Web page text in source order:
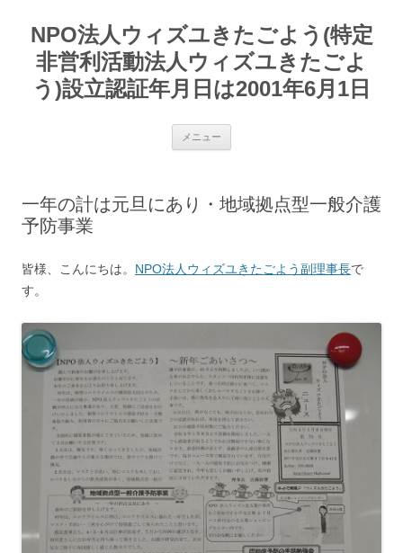
テ
ンNPO法人ウィズユきたごよう(特定
非営利活動法人ウィズユきたごよ
う)設立認証年月日は2001年6月1日
メニュー
一年の計は元旦にあり・地域拠点型一般介護
予防事業
皆様、こんにちは。 NPO法人ウィズユきたごよう副理事長で
す。